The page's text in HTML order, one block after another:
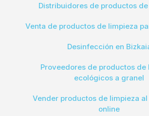
Distribuidores de productos
Venta de productos de limpieza
Desinfección en
Proveedores de productos de
ecológicos a granel
Vender productos de limpieza
online